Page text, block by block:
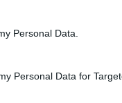
Personal Data.
Personal Data for
και εκδηλώσεις, για